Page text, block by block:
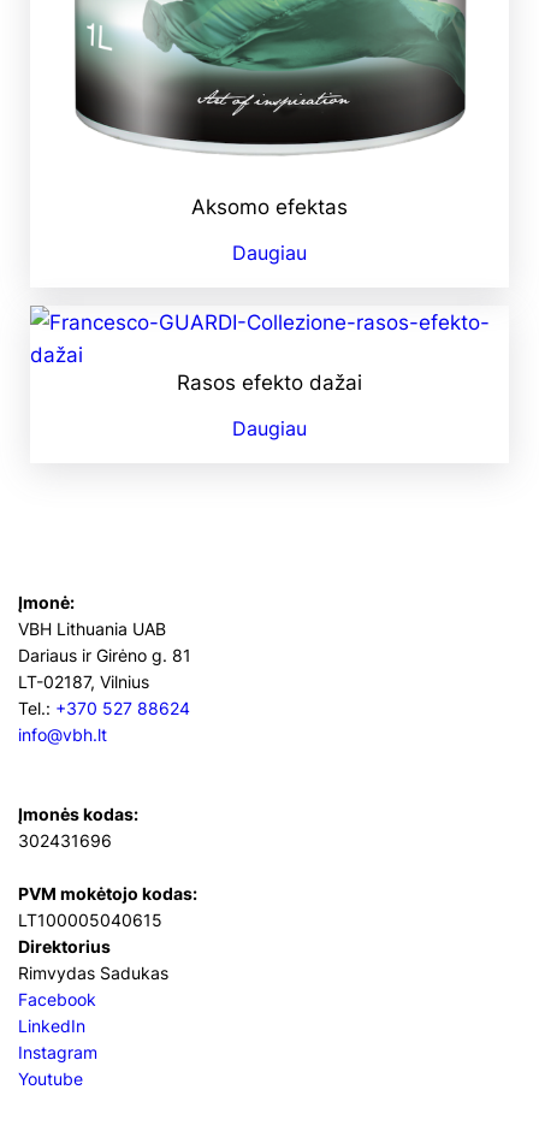
Aksomo efektas
Daugiau
Rasos efekto dažai
Daugiau
Įmonė:
VBH Lithuania UAB
Dariaus ir Girėno g. 81
LT-02187, Vilnius
Tel.: +370 527 88624
info@vbh.lt
Įmonės kodas:
302431696
PVM mokėtojo kodas:
LT100005040615
Direktorius
Rimvydas Sadukas
Facebook
LinkedIn
Instagram
Youtube